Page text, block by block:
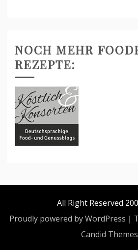
NOCH MEHR
REZEPTE:
All Right Reserved
Proudly powered by WordPress |
Candid Themes